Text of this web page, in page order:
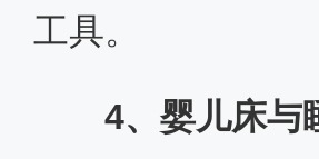
工具。
4、婴儿床与